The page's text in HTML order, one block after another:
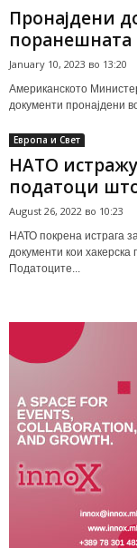
Пронајдени
поранешната
January 10, 2023 во 13:20
Американското
документи пронајдени
Европа и Свет
НАТO
податоци
August 26, 2022 во 10:23
НАТО покрена истрага
документи кои
Податоците...